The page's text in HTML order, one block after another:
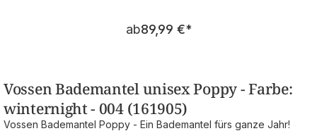
Regulärer Preis:
ab89,99 €*
Vossen Bademantel unisex Poppy - Farbe:
winternight - 004 (161905)
Vossen Bademantel Poppy - Ein Bademantel fürs ganze Jahr!